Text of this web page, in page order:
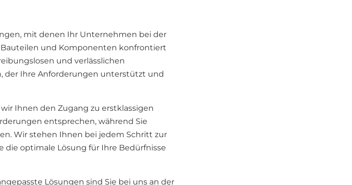
mit denen Ihr Unternehmen bei der
und Komponenten konfrontiert
und verlässlichen
der Ihre Anforderungen unterstützt und
Ihnen den Zugang zu erstklassigen
entsprechen, während Sie
Wir stehen Ihnen bei jedem Schritt zur
die optimale Lösung für Ihre Bedürfnisse
Lösungen sind Sie bei uns an der